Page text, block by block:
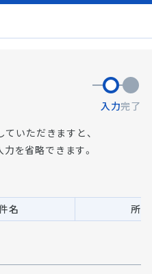
入力完了
ていただきますと、
を省略できます。
名 所